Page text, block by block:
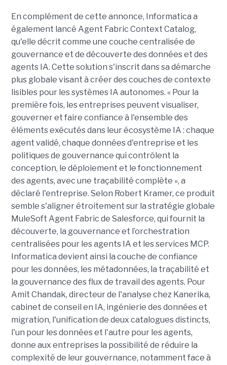
En complément de cette annonce, Informatica a
également lancé Agent Fabric Context Catalog,
qu'elle décrit comme une couche centralisée de
gouvernance et de découverte des données et des
agents IA. Cette solution s'inscrit dans sa démarche
plus globale visant à créer des couches de contexte
lisibles pour les systèmes IA autonomes. « Pour la
première fois, les entreprises peuvent visualiser,
gouverner et faire confiance à l'ensemble des
éléments exécutés dans leur écosystème IA : chaque
agent validé, chaque données d'entreprise et les
politiques de gouvernance qui contrôlent la
conception, le déploiement et le fonctionnement
des agents, avec une traçabilité complète », a
déclaré l'entreprise. Selon Robert Kramer, ce produit
semble s'aligner étroitement sur la stratégie globale
MuleSoft Agent Fabric de Salesforce, qui fournit la
découverte, la gouvernance et l’orchestration
centralisées pour les agents IA et les services MCP.
Informatica devient ainsi la couche de confiance
pour les données, les métadonnées, la traçabilité et
la gouvernance des flux de travail des agents. Pour
Amit Chandak, directeur de l'analyse chez Kanerika,
cabinet de conseil en IA, ingénierie des données et
migration, l'unification de deux catalogues distincts,
l'un pour les données et l'autre pour les agents,
donne aux entreprises la possibilité de réduire la
complexité de leur gouvernance, notamment face à